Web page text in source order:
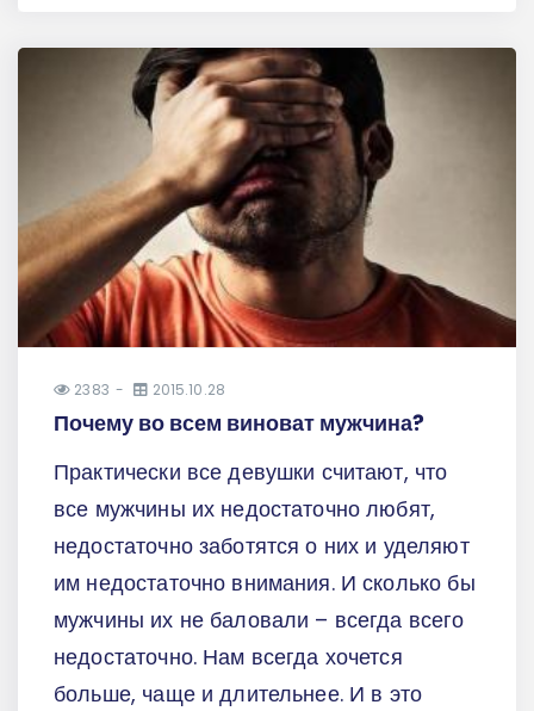
2383 2015.10.28
Почему во всем виноват мужчина?
Практически все девушки считают, что
все мужчины их недостаточно любят,
недостаточно заботятся о них и уделяют
им недостаточно внимания. И сколько бы
мужчины их не баловали – всегда всего
недостаточно. Нам всегда хочется
больше, чаще и длительнее. И в это